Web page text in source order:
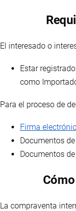
El interesado o
Estar
como
Para el proceso de
Firma
Documentos
Documentos
La compraventa